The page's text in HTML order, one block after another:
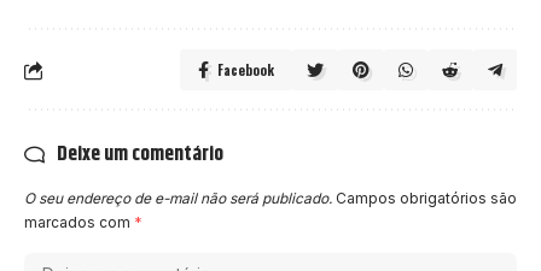
Facebook
Deixe um comentário
O seu endereço de e-mail não será publicado. Campos obrigatórios são
marcados com *